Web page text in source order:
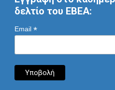
δελτίο του ΕΒΕΑ:
Email *